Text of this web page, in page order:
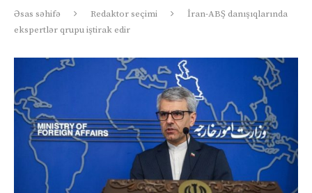
Əsas səhifə Redaktor seçimi
İran-ABŞ danışıqlarında
ekspertlər qrupu iştirak edir